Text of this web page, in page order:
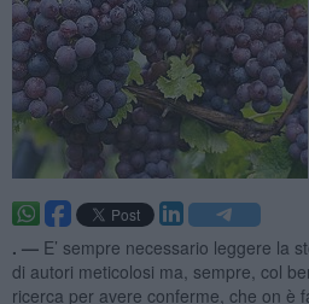
. — E’ sempre necessario leggere la
di autori meticolosi ma, sempre, col
ricerca per avere conferme, che on è